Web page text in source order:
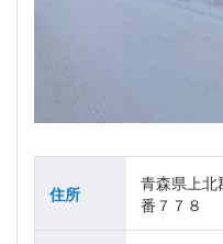
住所
青森県上北
番７７８